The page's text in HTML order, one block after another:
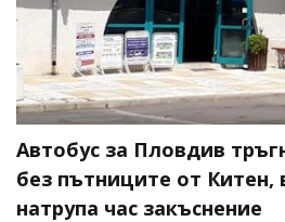
Автобус за Пловдив
без пътниците от Китен,
натрупа час закъснение